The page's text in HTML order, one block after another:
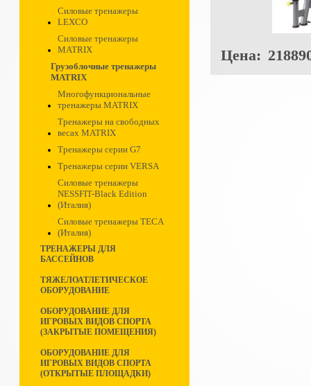
Силовые тренажеры
LEXCO
Силовые тренажеры
MATRIX
Грузоблочные тренажеры
MATRIX
Многофункциональные
тренажеры MATRIX
Тренажеры на свободных
весах MATRIX
Тренажеры серии G7
Тренажеры серии VERSA
Силовые тренажеры
NESSFIT-Black Edition
(Италия)
Силовые тренажеры TECA
(Италия)
ТРЕНАЖЕРЫ ДЛЯ
БАССЕЙНОВ
ТЯЖЕЛОАТЛЕТИЧЕСКОЕ
ОБОРУДОВАНИЕ
ОБОРУДОВАНИЕ ДЛЯ
ИГРОВЫХ ВИДОВ СПОРТА
(ЗАКРЫТЫЕ ПОМЕЩЕНИЯ)
ОБОРУДОВАНИЕ ДЛЯ
ИГРОВЫХ ВИДОВ СПОРТА
(ОТКРЫТЫЕ ПЛОЩАДКИ)
Цена: